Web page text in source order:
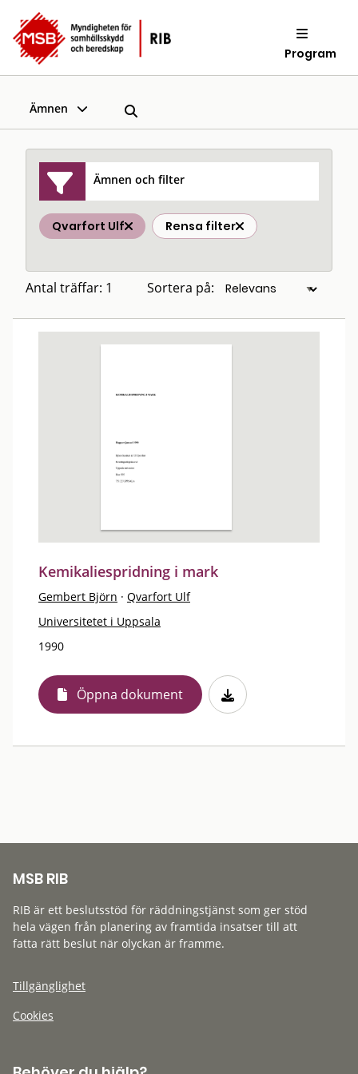
Program
Ämnen
Ämnen och filter
Qvarfort Ulf Rensa filter
Antal träffar: 1 Sortera på:
Kemikaliespridning i mark
Gembert Björn · Qvarfort Ulf
Universitetet i Uppsala
1990
Öppna dokument
MSB RIB
RIB är ett beslutsstöd för räddningstjänst som ger stöd
hela vägen från planering av framtida insatser till att
fatta rätt beslut när olyckan är framme.
Tillgänglighet
Cookies